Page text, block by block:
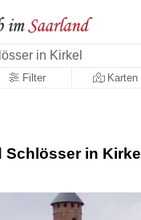
in Kirkel
Filter Karten
Schlösser in Kirkel